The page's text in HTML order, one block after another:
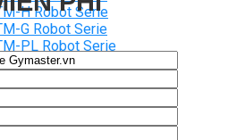
H Robot Serie
G Robot Serie
PL Robot Serie
Tiger Sport
Serie Free Weight
Serie Free Weight